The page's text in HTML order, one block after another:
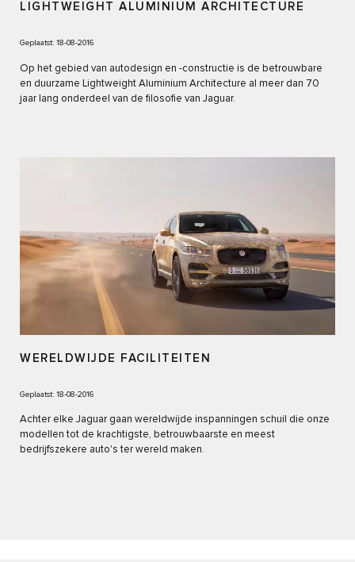
LIGHTWEIGHT ALUMINIUM ARCHITECTURE
Geplaatst: 18-08-2016
Op het gebied van autodesign en -constructie is de betrouwbare
en duurzame Lightweight Aluminium Architecture al meer dan 70
jaar lang onderdeel van de filosofie van Jaguar.
WERELDWIJDE FACILITEITEN
Geplaatst: 18-08-2016
Achter elke Jaguar gaan wereldwijde inspanningen schuil die onze
modellen tot de krachtigste, betrouwbaarste en meest
bedrijfszekere auto's ter wereld maken.